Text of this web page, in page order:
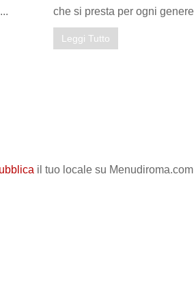
che si presta per ogni genere
Leggi Tutto
il tuo locale su Menudiroma.com